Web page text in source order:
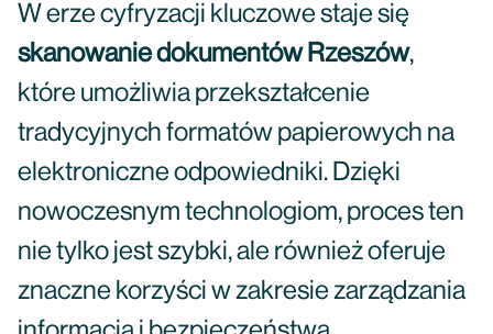
W erze cyfryzacji kluczowe staje się
skanowanie dokumentów Rzeszów,
które umożliwia przekształcenie
tradycyjnych formatów papierowych na
elektroniczne odpowiedniki. Dzięki
nowoczesnym technologiom, proces ten
nie tylko jest szybki, ale również oferuje
znaczne korzyści w zakresie zarządzania